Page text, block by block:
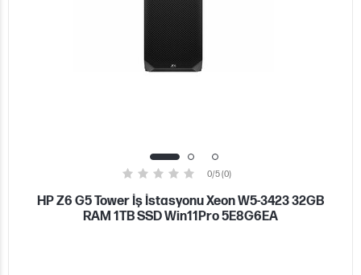
0/5 (0)
HP Z6 G5 Tower İş İstasyonu Xeon W5-3423 32GB
RAM 1TB SSD Win11Pro 5E8G6EA